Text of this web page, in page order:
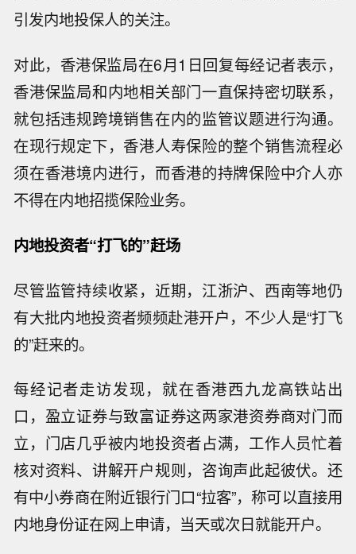
引发内地投保人的关注。
对此，香港保监局在6月1日回复每经记者表示，
香港保监局和内地相关部门一直保持密切联系，
就包括违规跨境销售在内的监管议题进行沟通。
在现行规定下，香港人寿保险的整个销售流程必
须在香港境内进行，而香港的持牌保险中介人亦
不得在内地招揽保险业务。
内地投资者“打飞的”赶场
尽管监管持续收紧，近期，江浙沪、西南等地仍
有大批内地投资者频频赴港开户，不少人是“打飞
的”赶来的。
每经记者走访发现，就在香港西九龙高铁站出
口，盈立证券与致富证券这两家港资券商对门而
立，门店几乎被内地投资者占满，工作人员忙着
核对资料、讲解开户规则，咨询声此起彼伏。还
有中小券商在附近银行门口“拉客”，称可以直接用
内地身份证在网上申请，当天或次日就能开户。